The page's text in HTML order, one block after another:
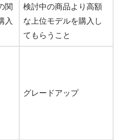
関
入
検討中の商品より高額
な上位モデルを購入し
てもらうこと
グレードアップ